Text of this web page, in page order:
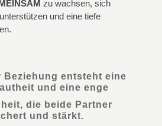
zu wachsen, sich
und eine tiefe
Beziehung entsteht eine
und eine enge
die beide Partner
und stärkt.